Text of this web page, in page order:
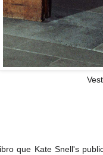
que Kate Snell's